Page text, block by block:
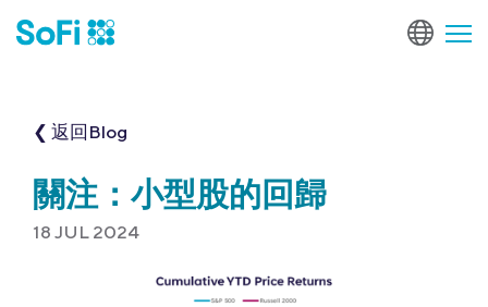
❮ 返回Blog
關注：小型股的回歸
18 JUL 2024